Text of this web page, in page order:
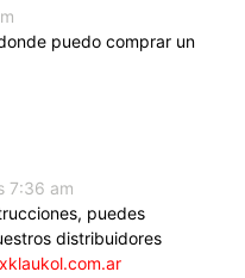
puedo comprar un
7:36 am
puedes
distribuidores